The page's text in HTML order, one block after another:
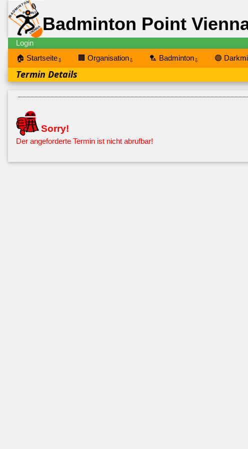
Badminton Point
Login
🏠 Startseite⇩ 🏢 Organisation⇩ 🏸 Badminton⇩ 🟣
Termin Details
Sorry!
Der angeforderte Termin ist nicht abrufbar!